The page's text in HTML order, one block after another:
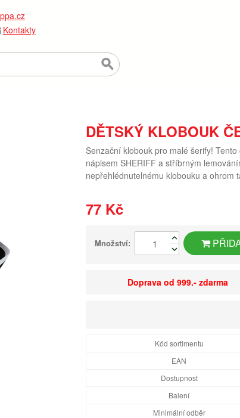
Kontakty
DĚTSKÝ KLOBOUK
Senzační klobouk pro malé šerify!
nápisem SHERIFF a stříbrným
nepřehlédnutelnému klobouku a ohrom
77 Kč
Množství:
Doprava od 999.- zdarma
Kód sortimentu
EAN
Dostupnost
Balení
Minimální odběr